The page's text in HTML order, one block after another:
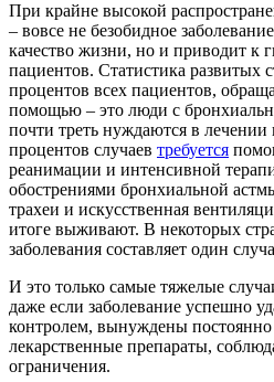
При крайне высокой
– вовсе не безобидное
качество жизни, но и приводит к
пациентов. Статистика развитых
процентов всех пациентов,
помощью – это люди с
почти треть нуждаются в лечении
процентов случаев требуется
реанимации и интенсивной
обострениями бронхиальной
трахеи и искусственная
итоге выживают. В некоторых
заболевания составляет один
И это только самые тяжелые
даже если заболевание успешно
контролем, вынуждены постоянно
лекарственные препараты,
ограничения.